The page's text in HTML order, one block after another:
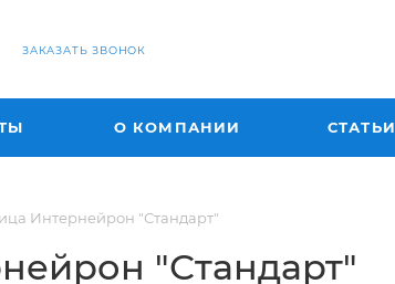
ЗАКАЗАТЬ ЗВОНОК
О КОМПАНИИ СТАТЬИ
Интернейрон "Стандарт"
"Стандарт"